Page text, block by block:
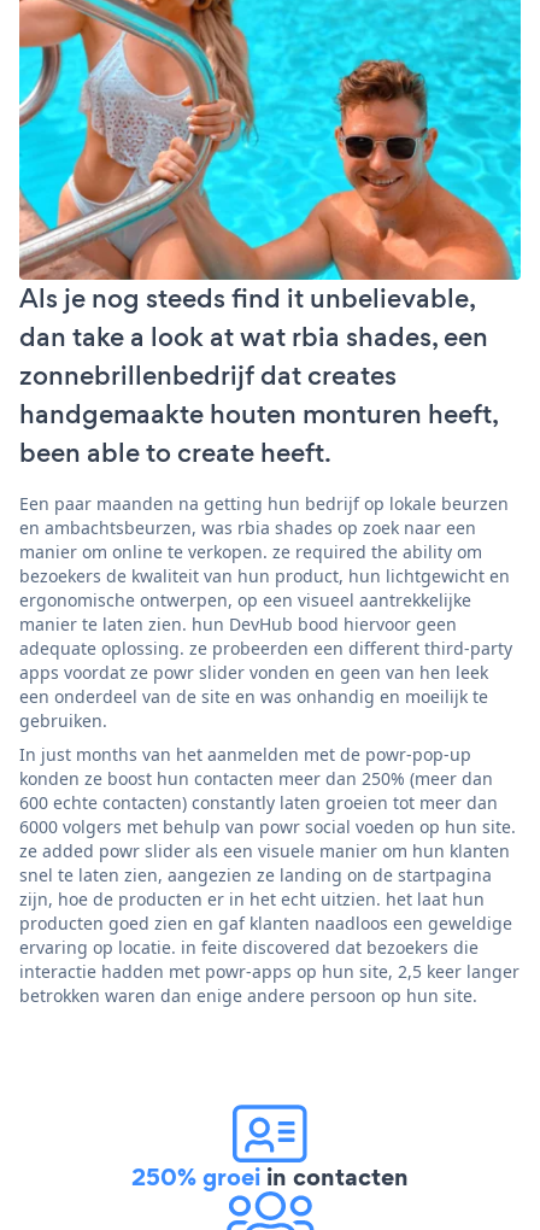
Als je nog steeds find it unbelievable,
dan take a look at wat rbia shades, een
zonnebrillenbedrijf dat creates
handgemaakte houten monturen heeft,
been able to create heeft.
Een paar maanden na getting hun bedrijf op lokale beurzen
en ambachtsbeurzen, was rbia shades op zoek naar een
manier om online te verkopen. ze required the ability om
bezoekers de kwaliteit van hun product, hun lichtgewicht en
ergonomische ontwerpen, op een visueel aantrekkelijke
manier te laten zien. hun DevHub bood hiervoor geen
adequate oplossing. ze probeerden een different third-party
apps voordat ze powr slider vonden en geen van hen leek
een onderdeel van de site en was onhandig en moeilijk te
gebruiken.
In just months van het aanmelden met de powr-pop-up
konden ze boost hun contacten meer dan 250% (meer dan
600 echte contacten) constantly laten groeien tot meer dan
6000 volgers met behulp van powr social voeden op hun site.
ze added powr slider als een visuele manier om hun klanten
snel te laten zien, aangezien ze landing on de startpagina
zijn, hoe de producten er in het echt uitzien. het laat hun
producten goed zien en gaf klanten naadloos een geweldige
ervaring op locatie. in feite discovered dat bezoekers die
interactie hadden met powr-apps op hun site, 2,5 keer langer
betrokken waren dan enige andere persoon op hun site.
250% groei in contacten